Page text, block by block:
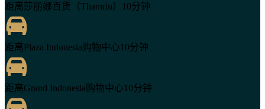
距离莎丽娜百货（Thamrin）10分钟
距离Plaza Indonesia购物中心10分钟
距离Grand Indonesia购物中心10分钟